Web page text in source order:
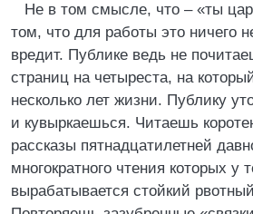
Не в том смысле, что – «ты
том, что для работы это ничего
вредит. Публике ведь не
страниц на четыреста, на
несколько лет жизни. Публику
и кувыркаешься. Читаешь
рассказы пятнадцатилетней
многократного чтения которых у
вырабатывается стойкий